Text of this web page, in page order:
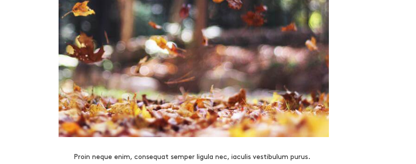
Proin neque enim, consequat semper ligula nec, iaculis vestibulum purus.